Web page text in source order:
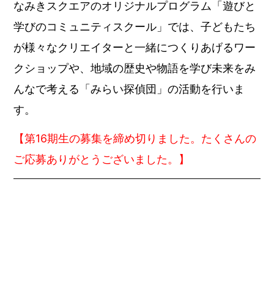
なみきスクエアのオリジナルプログラム「遊びと
学びのコミュニティスクール」では、子どもたち
が様々なクリエイターと一緒につくりあげるワー
クショップや、地域の歴史や物語を学び未来をみ
んなで考える「みらい探偵団」の活動を行いま
す。
【第16期生の募集を締め切りました。たくさんの
ご応募ありがとうございました。】